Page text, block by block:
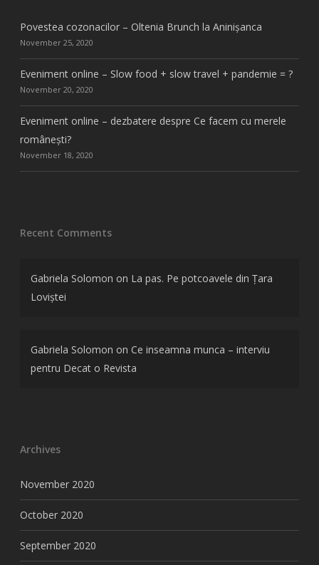
Povestea cozonacilor – Oltenia Brunch la Aninișanca
November 25, 2020
Eveniment online – Slow food + slow travel + pandemie = ?
November 20, 2020
Eveniment online – dezbatere despre Ce facem cu merele
românești?
November 18, 2020
Recent Comments
Gabriela Solomon on La pas. Pe potcoavele din Țara
Loviștei
Gabriela Solomon on Ce inseamna munca – interviu
pentru Decat o Revista
Archives
November 2020
October 2020
September 2020